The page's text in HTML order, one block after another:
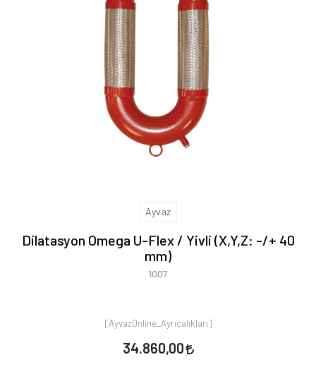
Ayvaz
Dilatasyon Omega U-Flex / Yivli (X,Y,Z: -/+ 40
mm)
1007
[AyvazOnline_Ayrıcalıkları]
34.860,00